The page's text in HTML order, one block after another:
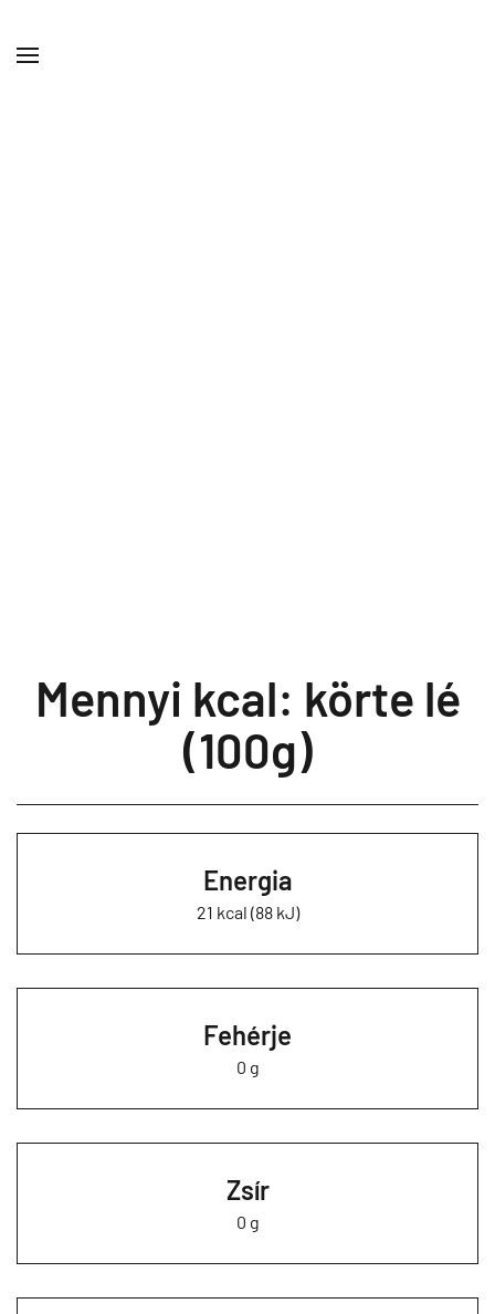
Mennyi kcal: körte lé
(100g)
Energia
21 kcal (88 kJ)
Fehérje
0 g
Zsír
0 g